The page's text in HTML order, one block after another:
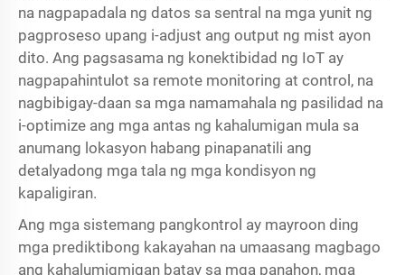
na nagpapadala ng datos sa sentral na mga yunit ng
pagproseso upang i-adjust ang output ng mist ayon
dito. Ang pagsasama ng konektibidad ng IoT ay
nagpapahintulot sa remote monitoring at control, na
nagbibigay-daan sa mga namamahala ng pasilidad na
i-optimize ang mga antas ng kahalumigan mula sa
anumang lokasyon habang pinapanatili ang
detalyadong mga tala ng mga kondisyon ng
kapaligiran.
Ang mga sistemang pangkontrol ay mayroon ding
mga prediktibong kakayahan na umaasang magbago
ang kahalumigmigan batay sa mga panahon, mga